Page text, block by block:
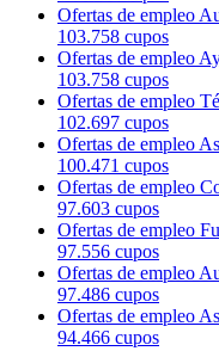
Ofertas de empleo
103.758 cupos
Ofertas de empleo
103.758 cupos
Ofertas de empleo
102.697 cupos
Ofertas de empleo
100.471 cupos
Ofertas de empleo
97.603 cupos
Ofertas de empleo
97.556 cupos
Ofertas de empleo
97.486 cupos
Ofertas de empleo
94.466 cupos